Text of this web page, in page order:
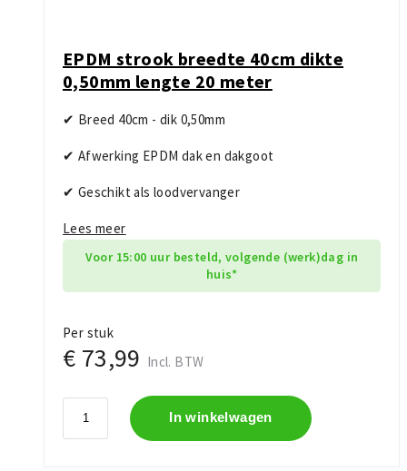
EPDM strook breedte 40cm dikte
0,50mm lengte 20 meter
✔ Breed 40cm - dik 0,50mm
✔ Afwerking EPDM dak en dakgoot
✔ Geschikt als loodvervanger
Lees meer
Voor 15:00 uur besteld, volgende (werk)dag in
huis*
Per stuk
€ 73,99 Incl. BTW
In winkelwagen